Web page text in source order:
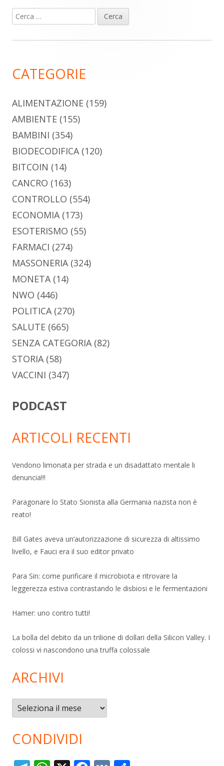
Barra
laterale
Ricerca
per:
CATEGORIE
ALIMENTAZIONE (159)
AMBIENTE (155)
BAMBINI (354)
BIODECODIFICA(120)
BITCOIN (14)
CANCRO (163)
CONTROLLO (554)
ECONOMIA(173)
ESOTERISMO (55)
FARMACI (274)
MASSONERIA(324)
MONETA(14)
NWO (446)
POLITICA(270)
SALUTE (665)
SENZA CATEGORIA(82)
STORIA(58)
VACCINI (347)
PODCAST
ARTICOLI RECENTI
Vendono limonata per strada e un disadattato mentale li
denuncia!!!
Paragonare lo Stato Sionista alla Germania nazista non è
reato!
Bill Gates aveva un’autorizzazione di sicurezza di altissimo
livello, e Fauci era il suo editor privato
Para Sin: come purificare il microbiota e ritrovare la
leggerezza estiva contrastando le disbiosi e le fermentazioni
Hamer: uno contro tutti!
La bolla del debito da un trilione di dollari della Silicon Valley. I
colossi vi nascondono una truffa colossale
ARCHIVI
Archivi
CONDIVIDI